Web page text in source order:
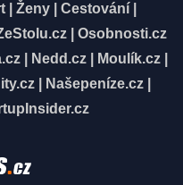
Ženy Cestování
Osobnosti.cz
| Nedd.cz| Moulík.cz|
Našepeníze.cz